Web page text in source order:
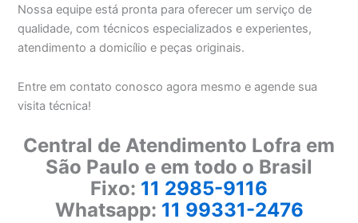
Nossa equipe está pronta para oferecer um serviço de
qualidade, com técnicos especializados e experientes,
atendimento a domicílio e peças originais.
Entre em contato conosco agora mesmo e agende sua
visita técnica!
Central de Atendimento Lofra em
São Paulo e em todo o Brasil
Fixo: 11 2985-9116
Whatsapp: 11 99331-2476